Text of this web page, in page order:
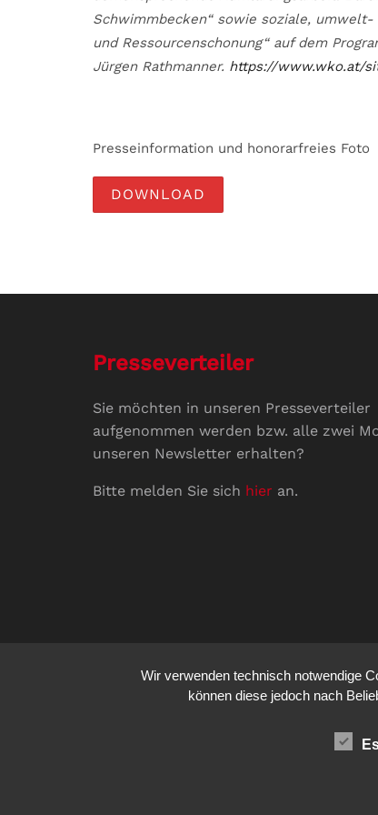
Schwimmbecken“ sowie soziale,
und Ressourcenschonung“ auf dem
Jürgen Rathmanner. https://www.wko.at/
Presseinformation und honorarfreies Foto
DOWNLOAD
Presseverteiler
Sie möchten in unseren Presseverteiler
aufgenommen werden bzw. alle zwei
unseren Newsletter erhalten?
Bitte melden Sie sich hier an.
- Wir bringen
Wir verwenden technisch notwendige
können diese jedoch nach